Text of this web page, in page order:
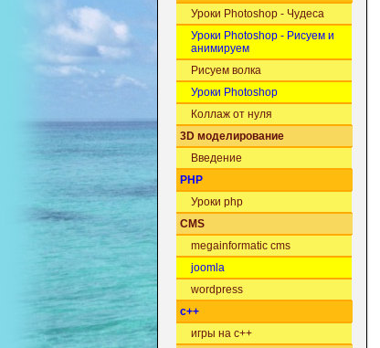
Уроки Photoshop - Чудеса
Уроки Photoshop - Рисуем и
анимируем
Рисуем волка
Уроки Photoshop
Коллаж от нуля
3D моделирование
Введение
PHP
Уроки php
CMS
megainformatic cms
joomla
wordpress
c++
игры на c++